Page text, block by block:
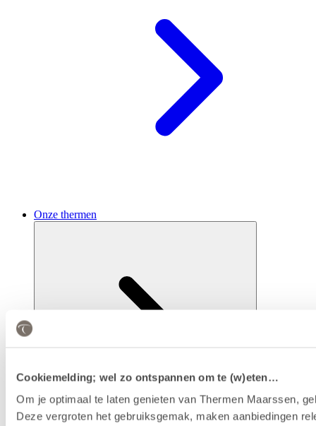
Cookiemelding; wel zo ontspannen om te (w)eten…
Om je optimaal te laten genieten van Thermen Maarssen,
Deze vergroten het gebruiksgemak, maken aanbiedingen
Onze thermen